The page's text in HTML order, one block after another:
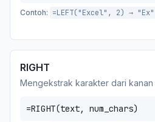
Contoh: =LEFT("Excel", 2) → "Ex"
RIGHT
Mengekstrak karakter dari kanan
=RIGHT(text, num_chars)